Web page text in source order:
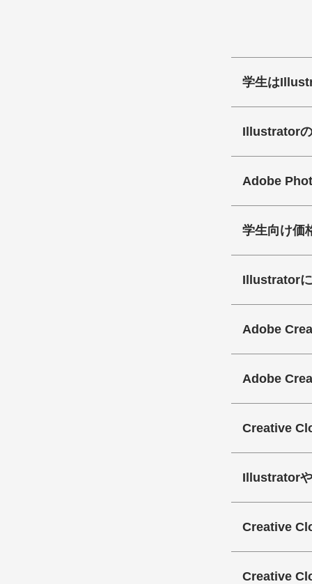
学生は
Illustrator
Adobe
学生向け価
Illustrator
Adobe
Adobe
Creative
Illustratorや
Creative
Creative